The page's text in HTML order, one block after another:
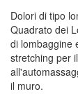
Dolori di tipo
Quadrato dei
di lombaggine
stretching per
il muro.